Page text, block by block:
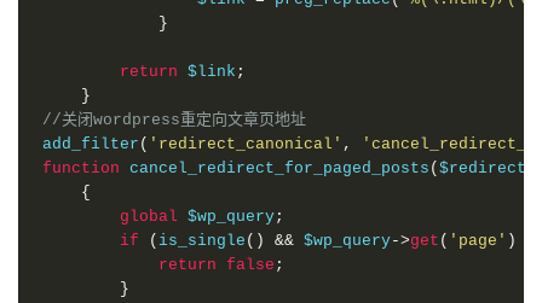
Rewrite_Inner_Page_Links_id
}
return $link ;
}
//关闭wordpress重定向文章页地址
add_filter ( 'redirect_canonical' ,
function cancel_redirect_for_paged_posts (
{
global $wp_query;
if
( is_single () && $wp_query->get ( 'page' )
return false ;
}